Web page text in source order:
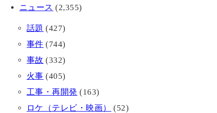
ニュース (2,355)
話題 (427)
事件 (744)
事故 (332)
火事 (405)
工事・再開発 (163)
ロケ（テレビ・映画）
(52)